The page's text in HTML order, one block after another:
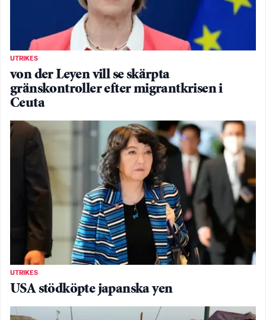
UTRIKES
von der Leyen vill se skärpta
gränskontroller efter migrantkrisen i
Ceuta
UTRIKES
USA stödköpte japanska yen